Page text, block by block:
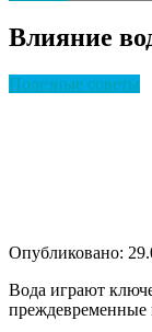
Влияние
Полезные советы
Опубликовано:
Вода играют
преждевременные